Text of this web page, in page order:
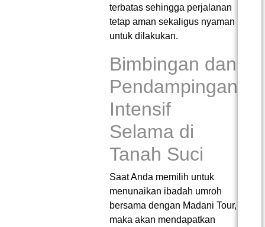
terbatas sehingga perjalanan
tetap aman sekaligus nyaman
untuk dilakukan.
Bimbingan dan
Pendampingan
Intensif
Selama di
Tanah Suci
Saat Anda memilih untuk
menunaikan ibadah umroh
bersama dengan Madani Tour,
maka akan mendapatkan